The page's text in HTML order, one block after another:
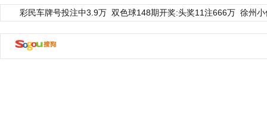
彩民车牌号投注中3.9万 双色球148期开奖:头奖11注666万 徐州